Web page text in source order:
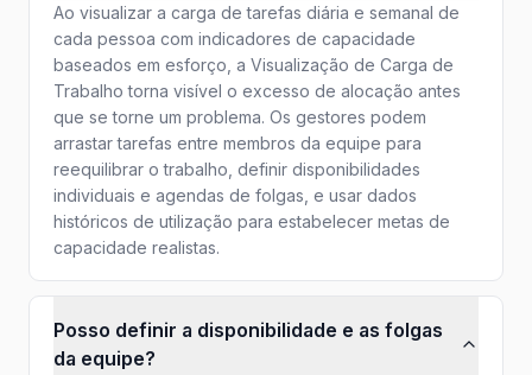
Ao visualizar a carga de tarefas diária e semanal de
cada pessoa com indicadores de capacidade
baseados em esforço, a Visualização de Carga de
Trabalho torna visível o excesso de alocação antes
que se torne um problema. Os gestores podem
arrastar tarefas entre membros da equipe para
reequilibrar o trabalho, definir disponibilidades
individuais e agendas de folgas, e usar dados
históricos de utilização para estabelecer metas de
capacidade realistas.
Posso definir a disponibilidade e as folgas
da equipe?